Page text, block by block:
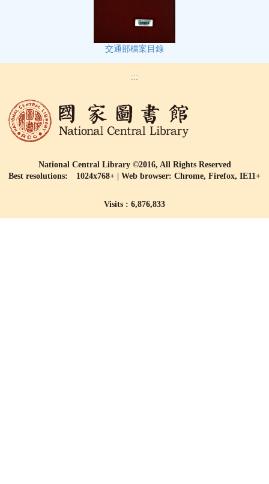
交通部檔案目錄
:::
National Central Library ©2016, All Rights Reserved
Best resolutions: 1024x768+ | Web browser: Chrome, Firefox, IE11+
Visits : 6,876,833